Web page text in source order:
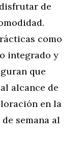
de
como
integrado y
que
alcance de
en la
semana al